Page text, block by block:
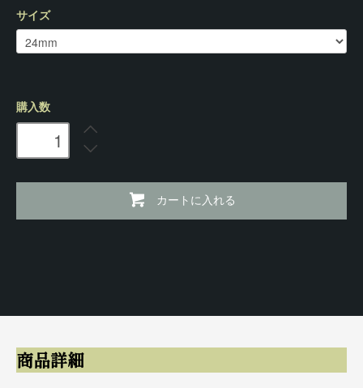
サイズ
購入数
カートに入れる
商品詳細